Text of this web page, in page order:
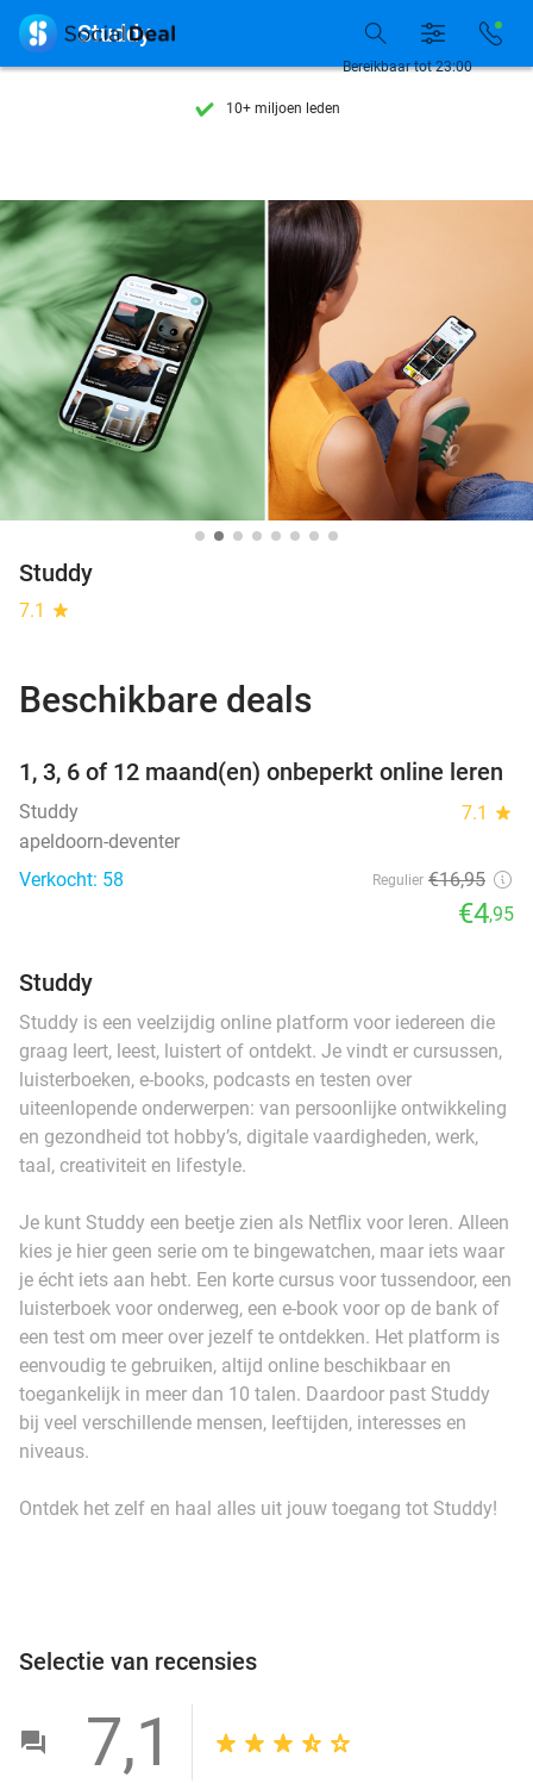
7 dagen per week beschikbaar
10+ miljoen leden
7 dagen per week beschikbaar
10+ miljoen leden
Bereikbaar tot 23:00
 Studdy
Studdy
7.1 star
Beschikbare deals
1, 3, 6 of 12 maand(en) onbeperkt online leren
Studdy 7.1 star
apeldoorn-deventer
Verkocht: 58
Regulier €16,95
€4,95
Studdy
Studdy is een veelzijdig online platform voor iedereen die
graag leert, leest, luistert of ontdekt. Je vindt er cursussen,
luisterboeken, e-books, podcasts en testen over
uiteenlopende onderwerpen: van persoonlijke ontwikkeling
en gezondheid tot hobby’s, digitale vaardigheden, werk,
taal, creativiteit en lifestyle.
Je kunt Studdy een beetje zien als Netflix voor leren. Alleen
kies je hier geen serie om te bingewatchen, maar iets waar
je écht iets aan hebt. Een korte cursus voor tussendoor, een
luisterboek voor onderweg, een e-book voor op de bank of
een test om meer over jezelf te ontdekken. Het platform is
eenvoudig te gebruiken, altijd online beschikbaar en
toegankelijk in meer dan 10 talen. Daardoor past Studdy
bij veel verschillende mensen, leeftijden, interesses en
niveaus.
Ontdek het zelf en haal alles uit jouw toegang tot Studdy!
Selectie van recensies
7,1